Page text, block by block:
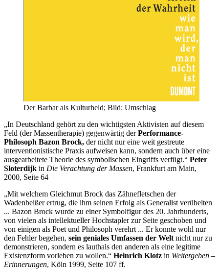
Der Barbar als Kulturheld; Bild: Umschlag
„In Deutschland gehört zu den wichtigsten Aktivisten auf diesem
Feld (der Massentherapie) gegenwärtig derPerformance-
Philosoph Bazon Brock, der nicht nur eine weit gestreute
interventionistische Praxis aufweisen kann, sondern auch über eine
ausgearbeitete Theorie des symbolischen Eingriffs verfügt.“ Peter
Sloterdijk in Die Verachtung der Massen, Frankfurt am Main,
2000, Seite 64
„Mit welchem Gleichmut Brock das Zähnefletschen der
Wadenbeißer ertrug, die ihm seinen Erfolg als Generalist verübelten
... Bazon Brock wurde zu einer Symbolfigur des 20. Jahrhunderts,
von vielen als intellektueller Hochstapler zur Seite geschoben und
von einigen als Poet und Philosoph verehrt ... Er konnte wohl nur
den Fehler begehen, sein geniales Umfassen der Welt nicht nur zu
demonstrieren, sondern es lauthals den anderen als eine legitime
Existenzform vorleben zu wollen.“ Heinrich Klotz in Weitergeben –
Erinnerungen, Köln 1999, Seite 107 ff.